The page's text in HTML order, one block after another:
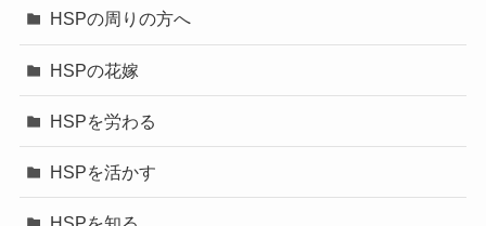
HSPの周りの方へ
HSPの花嫁
HSPを労わる
HSPを活かす